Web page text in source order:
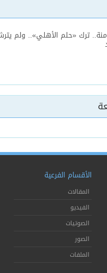
ترك «حلم الأهلي».. ولم
الأقسام الفرعية
المقالات
الفيديو
الصوتيات
الصور
الملفات